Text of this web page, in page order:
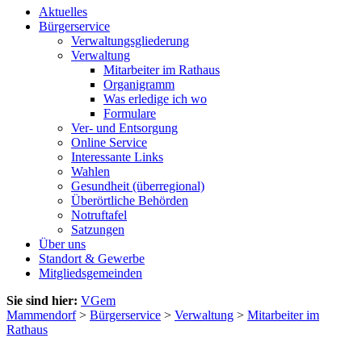
Aktuelles
Bürgerservice
Verwaltungsgliederung
Verwaltung
Mitarbeiter im Rathaus
Organigramm
Was erledige ich wo
Formulare
Ver- und Entsorgung
Online Service
Interessante Links
Wahlen
Gesundheit (überregional)
Überörtliche Behörden
Notruftafel
Satzungen
Über uns
Standort & Gewerbe
Mitgliedsgemeinden
Sie sind hier: VGem
Mammendorf> Bürgerservice > Verwaltung > Mitarbeiter im
Rathaus